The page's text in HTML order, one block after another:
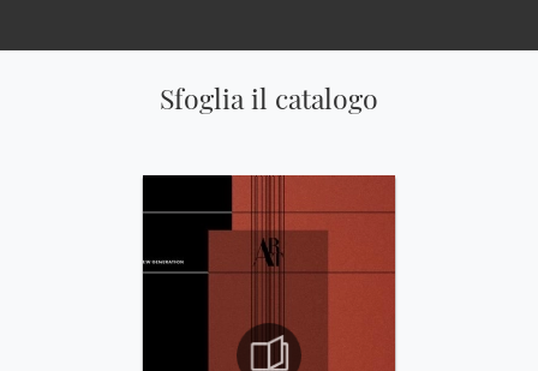
Sfoglia il catalogo